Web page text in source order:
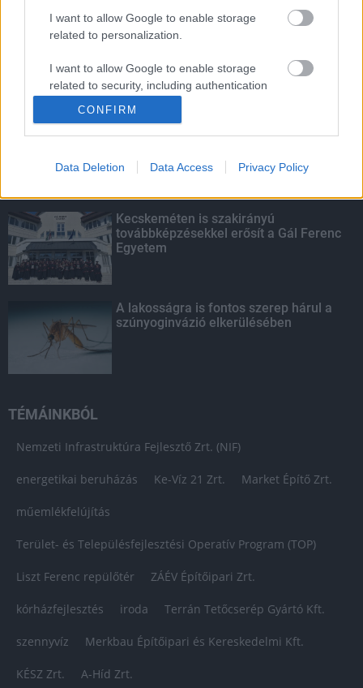
I want to allow Google to enable storage
related to personalization.
I want to allow Google to enable storage
related to security, including authentication
CONFIRM
Data Deletion Data Access Privacy Policy
KIEMELT
Megérkezett az eső a Duna
Kecskeméten is szakirányú
továbbképzésekkel erősít a Gál Ferenc
Egyetem
A lakosságra is fontos szerep hárul a
szúnyoginvázió elkerülésében
TÉMÁINKBÓL
Nemzeti Infrastruktúra Fejlesztő Zrt. (NIF)
energetikai beruházás Ke-Víz 21 Zrt. Market Építő Zrt.
műemlékfelújítás
Terület- és Településfejlesztési Operatív Program (TOP)
Liszt Ferenc repülőtér ZÁÉV Építőipari Zrt.
kórházfejlesztés iroda Terrán Tetőcserép Gyártó Kft.
szennyvíz Merkbau Építőipari és Kereskedelmi Kft.
KÉSZ Zrt. A-Híd Zrt.